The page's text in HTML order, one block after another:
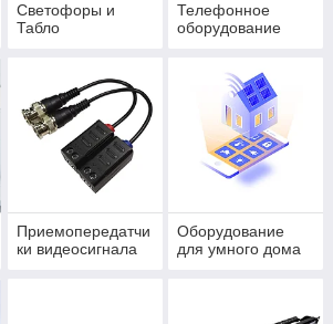
Светофоры и
Табло
Телефонное
оборудование
Приемопередатчи
ки видеосигнала
Оборудование
для умного дома